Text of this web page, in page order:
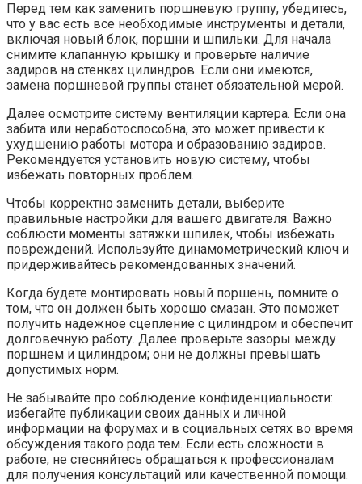
Перед тем как заменить поршневую группу, убедитесь,
что у вас есть все необходимые инструменты и детали,
включая новый блок, поршни и шпильки. Для начала
снимите клапанную крышку и проверьте наличие
задиров на стенках цилиндров. Если они имеются,
замена поршневой группы станет обязательной мерой.
Далее осмотрите систему вентиляции картера. Если она
забита или неработоспособна, это может привести к
ухудшению работы мотора и образованию задиров.
Рекомендуется установить новую систему, чтобы
избежать повторных проблем.
Чтобы корректно заменить детали, выберите
правильные настройки для вашего двигателя. Важно
соблюсти моменты затяжки шпилек, чтобы избежать
повреждений. Используйте динамометрический ключ и
придерживайтесь рекомендованных значений.
Когда будете монтировать новый поршень, помните о
том, что он должен быть хорошо смазан. Это поможет
получить надежное сцепление с цилиндром и обеспечит
долговечную работу. Далее проверьте зазоры между
поршнем и цилиндром; они не должны превышать
допустимых норм.
Не забывайте про соблюдение конфиденциальности:
избегайте публикации своих данных и личной
информации на форумах и в социальных сетях во время
обсуждения такого рода тем. Если есть сложности в
работе, не стесняйтесь обращаться к профессионалам
для получения консультаций или качественной помощи.